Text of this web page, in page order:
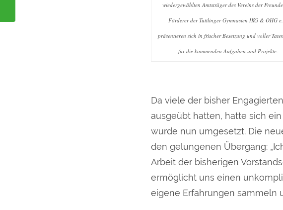
wiedergewählten Amtsträger des Vereins der
Förderer der Tuttlinger Gymnasien IKG & OHG
präsentieren sich in frischer Besetzung und voller
für die kommenden Aufgaben und Projekte.
Da viele der bisher
ausgeübt hatten, hatte sich
wurde nun umgesetzt. Die
den gelungenen Übergang:
Arbeit der bisherigen
ermöglicht uns einen
eigene Erfahrungen sammeln